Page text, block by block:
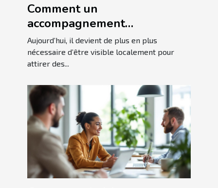
Comment un
accompagnement
personnalisé en SEO local
booste-t-il votre visibilité ?
Aujourd’hui, il devient de plus en plus
nécessaire d’être visible localement pour
attirer des...